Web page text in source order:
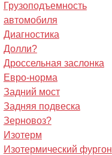
Грузоподъемность
автомобиля
Диагностика
Долли?
Дроссельная заслонка
Евро-норма
Задний мост
Задняя подвеска
Зерновоз?
Изотерм
Изотермический фургон